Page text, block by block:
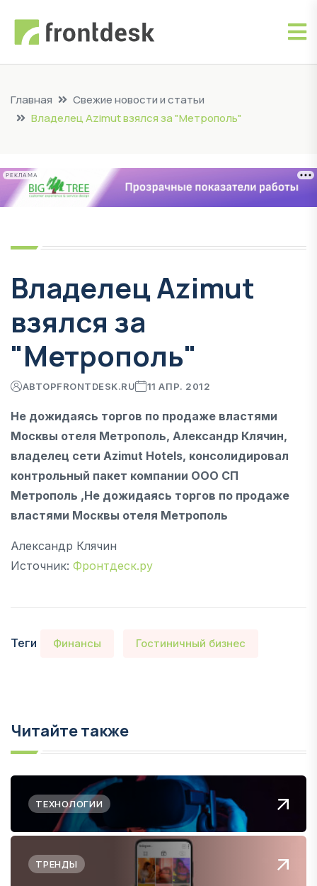
Главная
Свежие новости и статьи
Владелец Azimut взялся за "Метрополь"
РЕКЛАМА
Владелец Azimut
взялся за
"Метрополь"
АВТОРFRONTDESK.RU 11 АПР. 2012
Не дожидаясь торгов по продаже властями
Москвы отеля Метрополь, Александр Клячин,
владелец сети Azimut Hotels, консолидировал
контрольный пакет компании ООО СП
Метрополь ,Не дожидаясь торгов по продаже
властями Москвы отеля Метрополь
Александр Клячин
Источник: Фронтдеск.ру
Теги Финансы Гостиничный бизнес
Читайте также
ТЕХНОЛОГИИ
ТРЕНДЫ